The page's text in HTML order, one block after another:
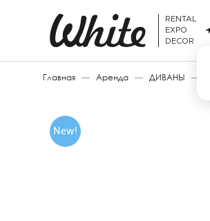
RENTAL
EXPO
DECOR
Главная — Аренда — ДИВАНЫ —
New!